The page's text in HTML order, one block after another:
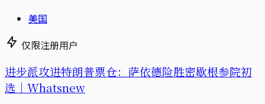
美国
仅限注册用户
进步派攻进特朗普票仓：萨依德险胜密歇根参院初
选｜Whatsnew